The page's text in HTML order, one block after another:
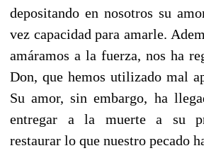
depositando en nosotros su
vez capacidad para amarle.
amáramos a la fuerza, nos ha
Don, que hemos utilizado mal
Su amor, sin embargo, ha
entregar a la muerte a su
restaurar lo que nuestro pecado